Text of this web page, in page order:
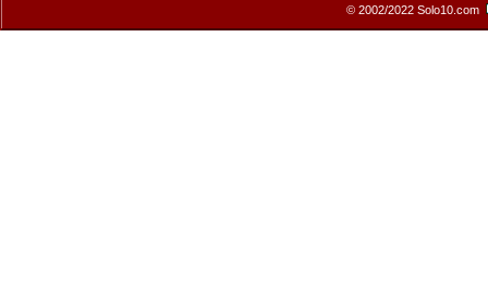
© 2002/2022 Solo10.com